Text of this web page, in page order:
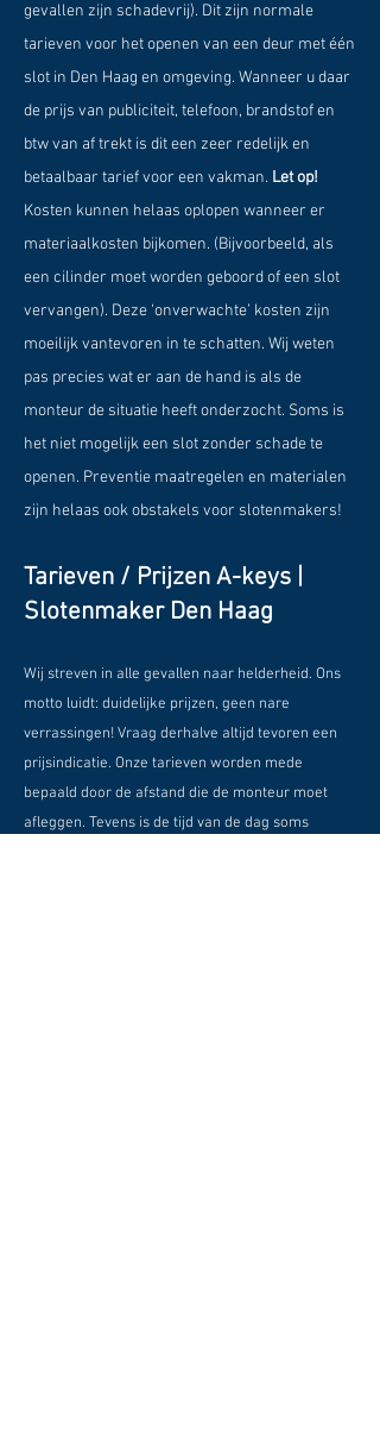
gevallen zijn schadevrij). Dit zijn normale
tarieven voor het openen van een deur met één
slot in Den Haag en omgeving. Wanneer u daar
de prijs van publiciteit, telefoon, brandstof en
btw van af trekt is dit een zeer redelijk en
betaalbaar tarief voor een vakman. Let op!
Kosten kunnen helaas oplopen wanneer er
materiaalkosten bijkomen. (Bijvoorbeeld, als
een cilinder moet worden geboord of een slot
vervangen). Deze ‘onverwachte’ kosten zijn
moeilijk vantevoren in te schatten. Wij weten
pas precies wat er aan de hand is als de
monteur de situatie heeft onderzocht. Soms is
het niet mogelijk een slot zonder schade te
openen. Preventie maatregelen en materialen
zijn helaas ook obstakels voor slotenmakers!
Tarieven / Prijzen A-keys |
Slotenmaker Den Haag
Wij streven in alle gevallen naar helderheid. Ons
motto luidt: duidelijke prijzen, geen nare
verrassingen! Vraag derhalve altijd tevoren een
prijsindicatie. Onze tarieven worden mede
bepaald door de afstand die de monteur moet
afleggen. Tevens is de tijd van de dag soms